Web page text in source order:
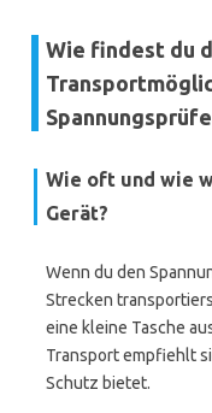
Wie findest du
Wie oft und wie
Gerät?
Wenn du den
Strecken
eine kleine Tasche
Transport empfiehlt
Schutz bietet.